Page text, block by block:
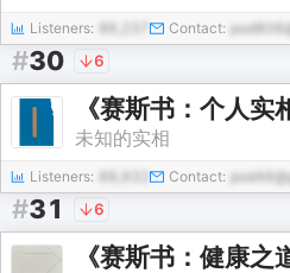
Listeners: Contact:
#30 6
《赛斯书：个人实
未知的实相
Listeners: Contact:
#31 6
《赛斯书：健康之